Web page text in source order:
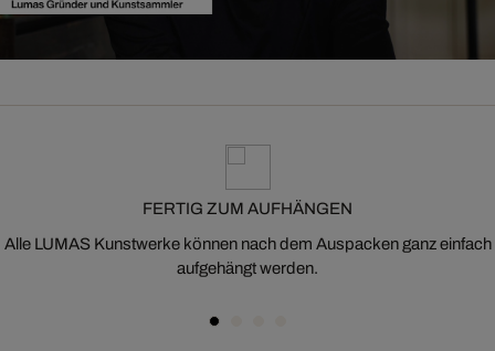
FERTIG ZUM AUFHÄNGEN
Alle LUMAS Kunstwerke können nach dem Auspacken ganz einfach
aufgehängt werden.